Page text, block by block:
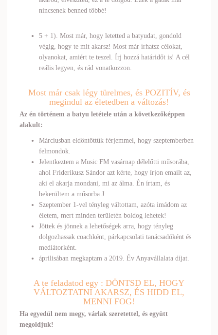
nincsenek benned többé!
5 + 1). Most már, hogy letetted a batyudat, gondold
végig, hogy te mit akarsz! Most már írhatsz célokat,
olyanokat, amiért te teszel. Írj hozzá határidőt is! A cél
reális legyen, és rád vonatkozzon.
Most már csak légy türelmes, és POZITÍV, és
megindul az életedben a változás!
Az én történem a batyu letétele után a következőképpen
alakult:
Márciusban eldöntöttük férjemmel, hogy szeptemberben
felmondok.
Jelentkeztem a Music FM vasárnap délelőtti műsorába,
ahol Friderikusz Sándor azt kérte, hogy írjon emailt az,
aki el akarja mondani, mi az álma. Én írtam, és
bekerültem a műsorba J
Szeptember 1-vel tényleg váltottam, azóta imádom az
életem, mert minden területén boldog lehetek!
Jöttek és jönnek a lehetőségek arra, hogy tényleg
dolgozhassak coachként, párkapcsolati tanácsadóként és
mediátorként.
áprilisában megkaptam a 2019. Év Anyavállalata díjat.
A te feladatod egy : DÖNTSD EL, HOGY
VÁLTOZTATNI AKARSZ, ÉS HIDD EL,
MENNI FOG!
Ha egyedül nem megy, várlak szeretettel, és együtt
megoldjuk!